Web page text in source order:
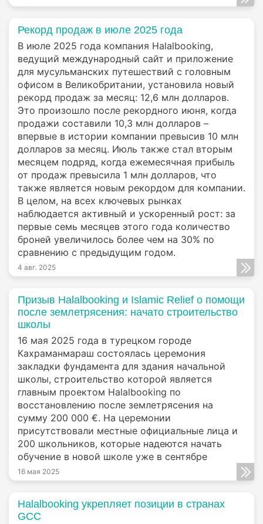
Рекорд продаж в июле 2025 года
В июле 2025 года компания Halalbooking,
ведущий международный сайт и приложение
для мусульманских путешествий с головным
офисом в Великобритании, установила новый
рекорд продаж за месяц: 12,6 млн долларов.
Это произошло после рекордного июня, когда
продажи составили 10,3 млн долларов –
впервые в истории компании превысив 10 млн
долларов за месяц. Июль также стал вторым
месяцем подряд, когда ежемесячная прибыль
от продаж превысила 1 млн долларов, что
также является новым рекордом для компании.
В целом, на всех ключевых рынках
наблюдается активный и ускоренный рост: за
первые семь месяцев этого года количество
броней увеличилось более чем на 30% по
сравнению с предыдущим годом.
4 авг. 2025
Призыв Halalbooking и Islamic Relief о помощи
после землетрясения: начато строительство
школы
16 мая 2025 года в турецком городе
Кахраманмараш состоялась церемония
закладки фундамента для здания начальной
школы, строительство которой является
главным проектом Halalbooking по
восстановлению после землетрясения на
сумму 200 000 €. На церемонии
присутствовали местные официальные лица и
200 школьников, которые надеются начать
обучение в новой школе уже в сентябре
16 мая 2025
Halalbooking укрепляет позиции в странах
GCC